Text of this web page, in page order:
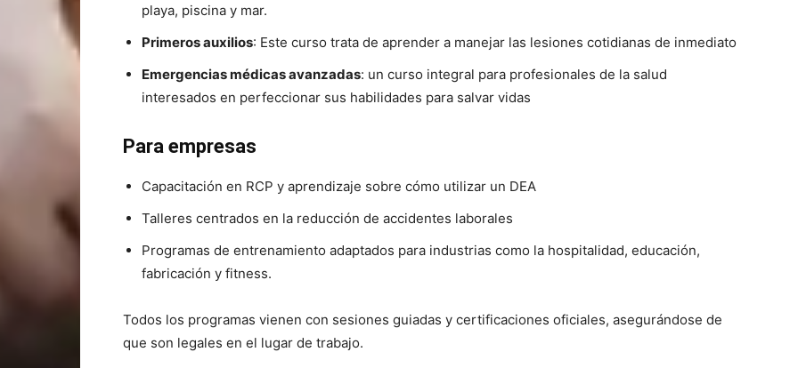
playa, piscina y mar.
Primeros auxilios: Este curso trata de aprender a manejar las lesiones cotidianas de inmediato
Emergencias médicas avanzadas: un curso integral para profesionales de la salud
interesados en perfeccionar sus habilidades para salvar vidas
Para empresas
Capacitación en RCP y aprendizaje sobre cómo utilizar un DEA
Talleres centrados en la reducción de accidentes laborales
Programas de entrenamiento adaptados para industrias como la hospitalidad, educación,
fabricación y fitness.
Todos los programas vienen con sesiones guiadas y certificaciones oficiales, asegurándose de
que son legales en el lugar de trabajo.